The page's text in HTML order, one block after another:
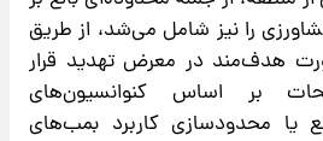
کشاورزی را نیز شامل می‌شد، از طریق
هدف‌مند در معرض تهدید قرار
بر اساس کنوانسیون‌های
یا محدودسازی کاربرد بمب‌های